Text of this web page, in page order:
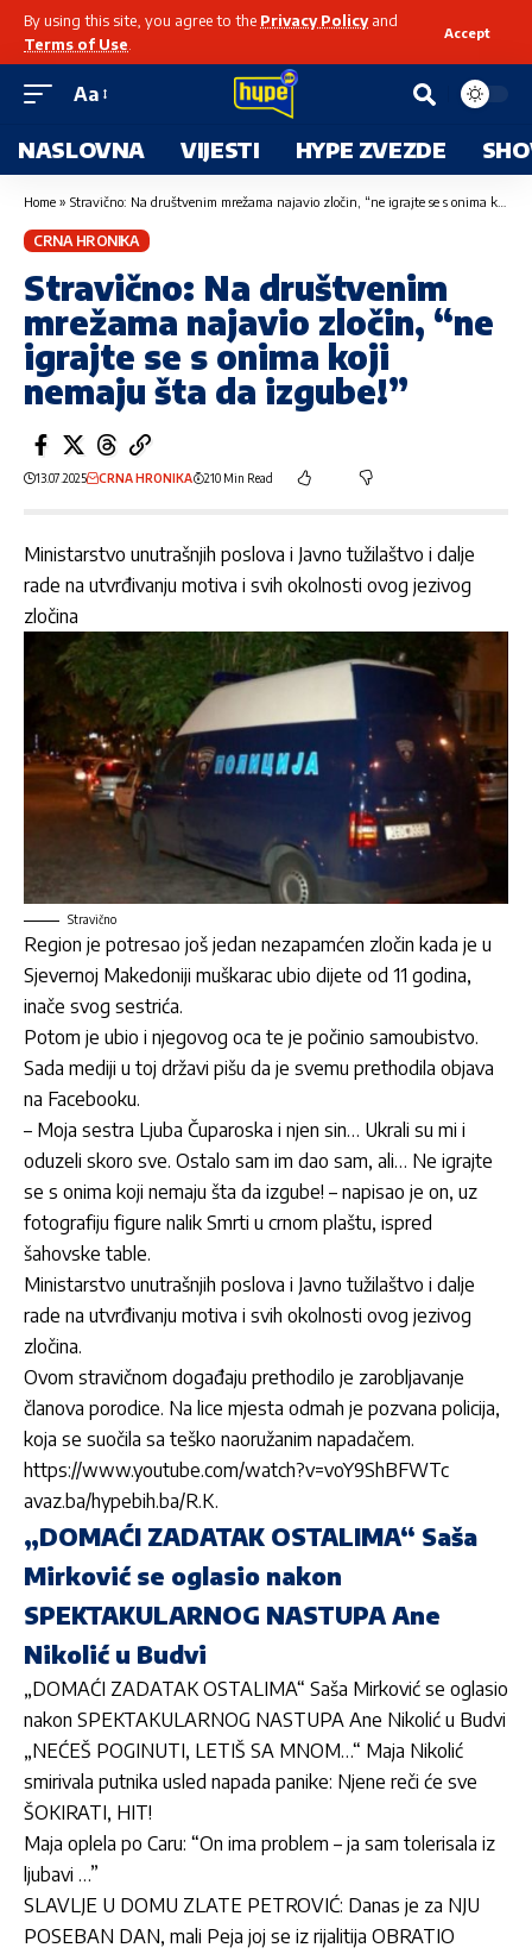
By using this site, you agree to the Privacy Policyand
Terms of Use
Accept
Aa
NASLOVNA VIJESTI HYPE ZVEZDE
Home » Stravično: Na društvenim mrežama najavio zločin, “ne igrajte se s onima koji nemaju šta da izgube!”
CRNA HRONIKA
Stravično: Na društvenim
mrežama najavio zločin, “ne
igrajte se s onima koji
nemaju šta da izgube!”
13.07.2025 CRNA HRONIKA 210 Min Read
Ministarstvo unutrašnjih poslova i Javno tužilaštvo i dalje
rade na utvrđivanju motiva i svih okolnosti ovog jezivog
zločina
Stravično
Region je potresao još jedan nezapamćen zločin kada je u
Sjevernoj Makedoniji muškarac ubio dijete od 11 godina,
inače svog sestrića.
Potom je ubio i njegovog oca te je počinio samoubistvo.
Sada mediji u toj državi pišu da je svemu prethodila objava
na Facebooku.
– Moja sestra Ljuba Čuparoska i njen sin… Ukrali su mi i
oduzeli skoro sve. Ostalo sam im dao sam, ali… Ne igrajte
se s onima koji nemaju šta da izgube! – napisao je on, uz
fotografiju figure nalik Smrti u crnom plaštu, ispred
šahovske table.
Ministarstvo unutrašnjih poslova i Javno tužilaštvo i dalje
rade na utvrđivanju motiva i svih okolnosti ovog jezivog
zločina.
Ovom stravičnom događaju prethodilo je zarobljavanje
članova porodice. Na lice mjesta odmah je pozvana policija,
koja se suočila sa teško naoružanim napadačem.
https://www.youtube.com/watch?v=voY9ShBFWTc
avaz.ba/hypebih.ba/R.K.
„DOMAĆI ZADATAK OSTALIMA“ Saša
Mirković se oglasio nakon
SPEKTAKULARNOG NASTUPA Ane
Nikolić u Budvi
„DOMAĆI ZADATAK OSTALIMA“ Saša Mirković se oglasio
nakon SPEKTAKULARNOG NASTUPA Ane Nikolić u Budvi
„NEĆEŠ POGINUTI, LETIŠ SA MNOM…“ Maja Nikolić
smirivala putnika usled napada panike: Njene reči će sve
ŠOKIRATI, HIT!
Maja oplela po Caru: “On ima problem – ja sam tolerisala iz
ljubavi …”
SLAVLJE U DOMU ZLATE PETROVIĆ: Danas je za NJU
POSEBAN DAN, mali Peja joj se iz rijalitija OBRATIO